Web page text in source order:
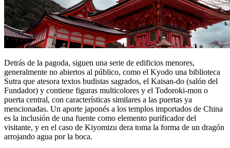
Detrás de la pagoda, siguen una serie de edificios menores,
generalmente no abiertos al público, como el Kyodo una biblioteca
Sutra que atesora textos budistas sagrados, el Kaisan-do (salón del
Fundador) y contiene figuras multicolores y el Todoroki-mon o
puerta central, con características similares a las puertas ya
mencionadas. Un aporte japonés a los templos importados de China
es la inclusión de una fuente como elemento purificador del
visitante, y en el caso de Kiyomizu dera toma la forma de un dragón
arrojando agua por la boca.